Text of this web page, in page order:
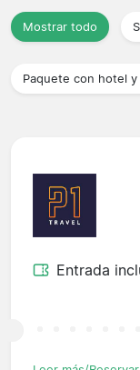
Mostrar todo
Paquete con hotel y
Entrada